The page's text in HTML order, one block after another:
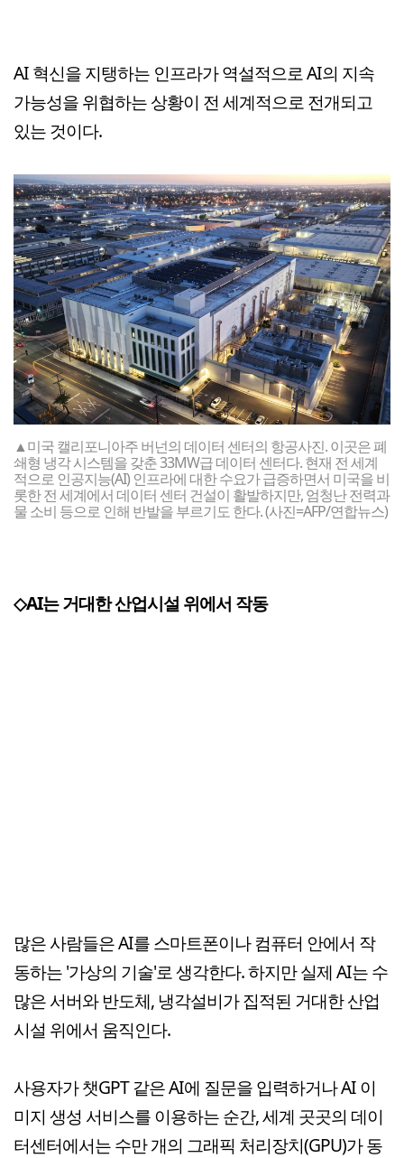
AI 혁신을 지탱하는 인프라가 역설적으로 AI의 지속
가능성을 위협하는 상황이 전 세계적으로 전개되고
있는 것이다.
▲미국 캘리포니아주 버넌의 데이터 센터의 항공사진. 이곳은 폐
쇄형 냉각 시스템을 갖춘 33MW급 데이터 센터다. 현재 전 세계
적으로 인공지능(AI) 인프라에 대한 수요가 급증하면서 미국을 비
롯한 전 세계에서 데이터 센터 건설이 활발하지만, 엄청난 전력과
물 소비 등으로 인해 반발을 부르기도 한다. (사진=AFP/연합뉴스)
◇AI는 거대한 산업시설 위에서 작동
많은 사람들은 AI를 스마트폰이나 컴퓨터 안에서 작
동하는 '가상의 기술'로 생각한다. 하지만 실제 AI는 수
많은 서버와 반도체, 냉각설비가 집적된 거대한 산업
시설 위에서 움직인다.
사용자가 챗GPT 같은 AI에 질문을 입력하거나 AI 이
미지 생성 서비스를 이용하는 순간, 세계 곳곳의 데이
터센터에서는 수만 개의 그래픽 처리장치(GPU)가 동